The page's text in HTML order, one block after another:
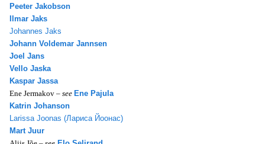
Peeter Jakobson
Ilmar Jaks
Johannes Jaks
Johann Voldemar Jannsen
Joel Jans
Vello Jaska
Kaspar Jassa
Ene Jermakov – see Ene Pajula
Katrin Johanson
Larissa Joonas (Лариса Йоонас)
Mart Juur